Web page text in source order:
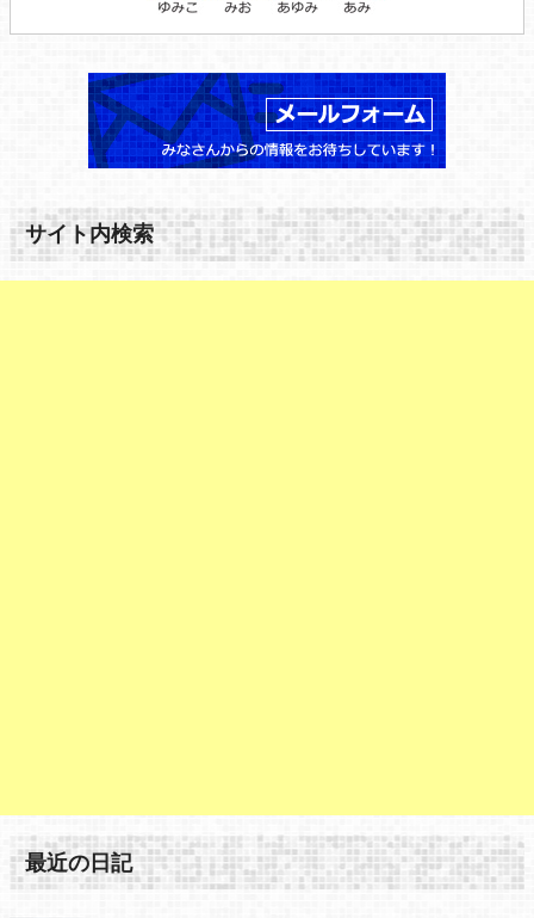
サイト内検索
最近の日記